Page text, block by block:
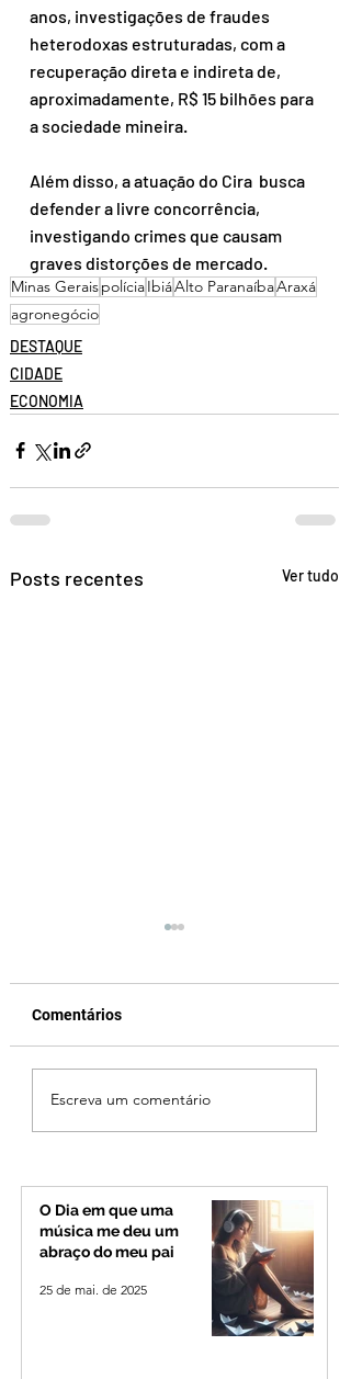
anos, investigações de fraudes
heterodoxas estruturadas, com a
recuperação direta e indireta de,
aproximadamente, R$ 15 bilhões para
a sociedade mineira.
Além disso, a atuação do Cira  busca
defender a livre concorrência,
investigando crimes que causam
graves distorções de mercado.
Minas GeraispolíciaIbiáAlto ParanaíbaAraxá
agronegócio
DESTAQUE
CIDADE
ECONOMIA
Posts recentes Ver tudo
Jovem de 24 anos é
morto após briga
durante luau no
Paranaíba
Comentários
Escreva um comentário
O Dia em que uma
música me deu um
abraço do meu pai
25 de mai. de 2025